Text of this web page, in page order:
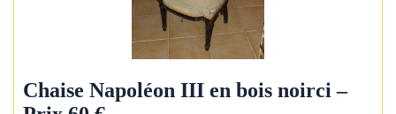
Chaise Napoléon III en bois noirci –